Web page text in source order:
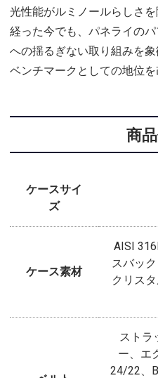
光性能がルミノールらしさ
経った今でも、パネライの
への揺るぎない取り組みを
ベンチマークとしての地位を
商
ケースサイ
ズ
ケース素材
AISI
スバッ
クリス
ストラ
ー、エ
24/22、